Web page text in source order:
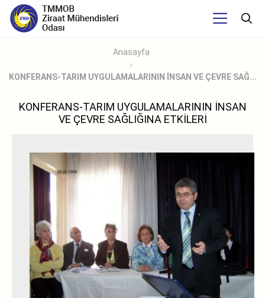
Anasayfa
KONFERANS-TARIM UYGULAMALARININ İNSAN VE ÇEVRE SAĞ...
KONFERANS-TARIM UYGULAMALARININ İNSAN
VE ÇEVRE SAĞLIĞINA ETKİLERİ